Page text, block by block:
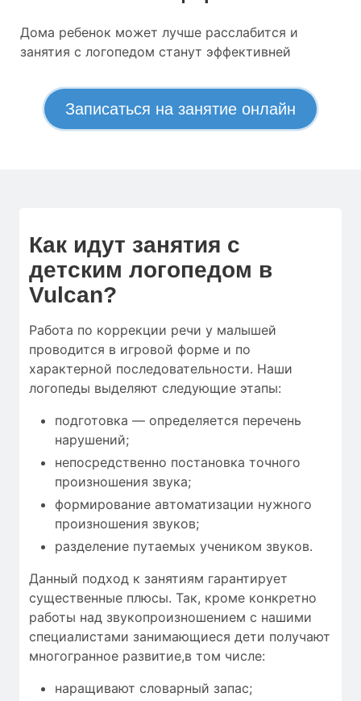
Дома ребенок может лучше расслабится и
занятия с логопедом станут эффективней
Записаться на занятие онлайн
Как идут занятия с
детским логопедом в
Vulcan?
Работа по коррекции речи у малышей
проводится в игровой форме и по
характерной последовательности. Наши
логопеды выделяют следующие этапы:
подготовка — определяется перечень
нарушений;
непосредственно постановка точного
произношения звука;
формирование автоматизации нужного
произношения звуков;
разделение путаемых учеником звуков.
Данный подход к занятиям гарантирует
существенные плюсы. Так, кроме конкретно
работы над звукопроизношением с нашими
специалистами занимающиеся дети получают
многогранное развитие,в том числе:
наращивают словарный запас;